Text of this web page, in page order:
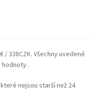
/ 338CZK. Všechny uvedené
hodnoty.
nejsou starší než 24